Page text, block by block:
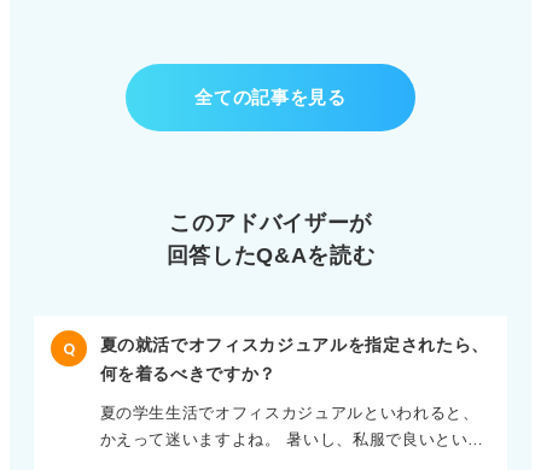
全ての記事を見る
このアドバイザーが
回答したQ&Aを読む
Q
夏の就活でオフィスカジュアルを指定されたら、
何を着るべきですか？
夏の学生生活でオフィスカジュアルといわれると、
かえって迷いますよね。 暑いし、私服で良いといわ